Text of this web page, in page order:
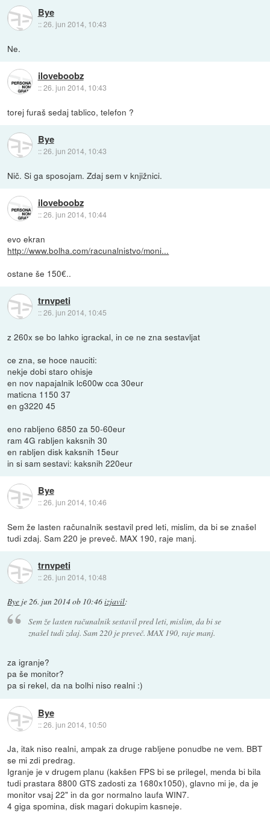
Bye
::26. jun 2014, 10:43
Ne.
iloveboobz
::26. jun 2014, 10:43
torej furaš sedaj tablico, telefon ?
Bye
::26. jun 2014, 10:43
Nič. Si ga sposojam. Zdaj sem v knjižnici.
iloveboobz
::26. jun 2014, 10:44
evo ekran
http://www.bolha.com/racunalnistvo/moni...
ostane še 150€..
trnvpeti
::26. jun 2014, 10:45
z 260x se bo lahko igrackal, in ce ne zna sestavljat
ce zna, se hoce nauciti:
nekje dobi staro ohisje
en nov napajalnik lc600w cca 30eur
maticna 1150 37
en g3220 45
eno rabljeno 6850 za 50-60eur
ram 4G rabljen kaksnih 30
en rabljen disk kaksnih 15eur
in si sam sestavi: kaksnih 220eur
Bye
::26. jun 2014, 10:46
Sem že lasten računalnik sestavil pred leti, mislim, da bi se znašel
tudi zdaj. Sam 220 je preveč. MAX 190, raje manj.
trnvpeti
::26. jun 2014, 10:48
Bye je26. jun 2014 ob 10:46izjavil:
Sem že lasten računalnik sestavil pred leti, mislim, da bi se
znašel tudi zdaj. Sam 220 je preveč. MAX 190, raje manj.
za igranje?
pa še monitor?
pa si rekel, da na bolhi niso realni :)
Bye
::26. jun 2014, 10:50
Ja, itak niso realni, ampak za druge rabljene ponudbe ne vem. BBT
se mi zdi predrag.
Igranje je v drugem planu (kakšen FPS bi se prilegel, menda bi bila
tudi prastara 8800 GTS zadosti za 1680x1050), glavno mi je, da je
monitor vsaj 22" in da gor normalno laufa WIN7.
4 giga spomina, disk magari dokupim kasneje.